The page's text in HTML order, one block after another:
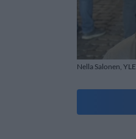
Nella Salonen, YLE